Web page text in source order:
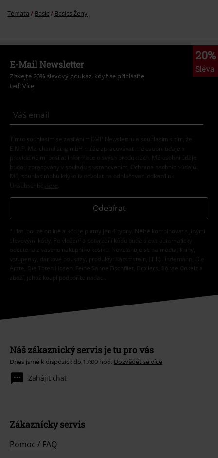
Témata Basic Basics Ženy
20%
Sleva
E-Mail Newsletter
Získejte 20% slevový poukaz, když se přihlásíte
teď! Více
Tímto souhlasím se zasíláním EMP Newslettru a souhlasím s tím, že
E.M.P. Merchandising mbH může zpracovávat mé osobní údaje a
pravidelně mi posílat informace o svých produktech. Mé osobní údaje
budou zpracovány v souladu s ustanoveními
Ochrana osobních údajů
Můj souhlas mohu kdykoliv odvolat na odhlašovací odkaz/link.
Unsubscribe here
Odebírat
*Platí pouze online a kód je platný jen 4 týdny. Nelze kombinovat s jinými
slevovými kódy. Po vložení a potvrzení kódu bude sleva automaticky
odečtena z vašeho nákupního košíku. Nevztahuje se na média, knihy,
vstupenky, dárkové poukazy, produkty: Rammstein, (Till) Lindemann, Die
Ärzte, Die Toten Hosen, Feine Sahne Fischfilet, Broilers, Böhse Onkelz a
zboží, jehož koupí podpoříte nadaci.
Náš zákaznický servis je tu pro vás
Dnes jsme k dispozici: do 17:00 hod. Dozvědět se více
Zahájit chat
Zákaznícky servis
Pomoc / FAQ